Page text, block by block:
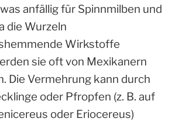
anfällig für Spinnmilben und
die Wurzeln
Wirkstoffe
sie oft von Mexikanern
Die Vermehrung kann durch
oder Pfropfen (z. B. auf
oder Eriocereus)